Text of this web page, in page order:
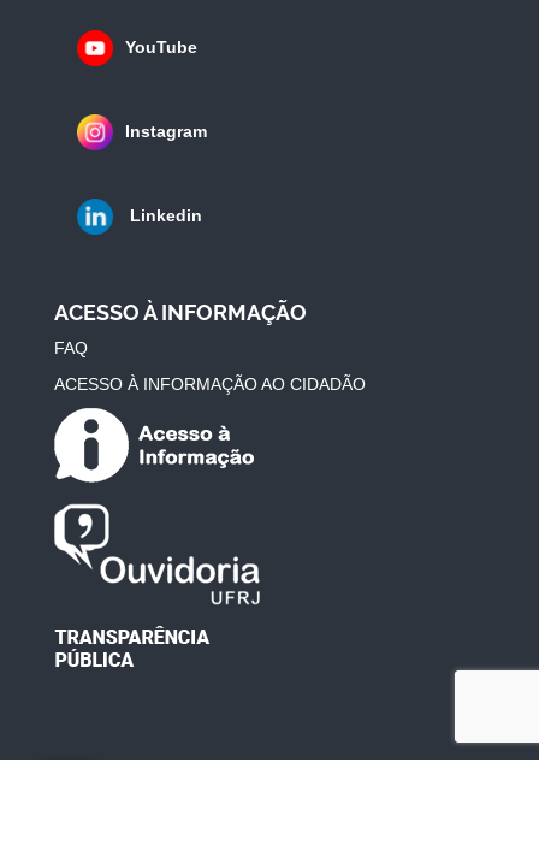
YouTube
Instagram
Linkedin
ACESSO À INFORMAÇÃO
FAQ
ACESSO À INFORMAÇÃO AO CIDADÃO